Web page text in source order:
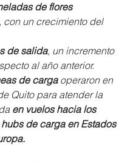
de flores
con un crecimiento del
de salida, un incremento
al año anterior.
de carga operaron en
Quito para atender la
en vuelos hacia los
de carga en Estados